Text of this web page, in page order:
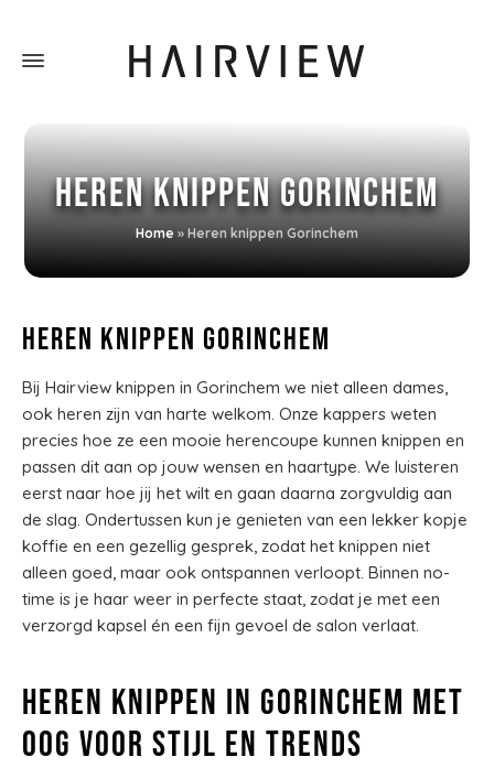
Heren knippen Gorinchem
Home » Heren knippen Gorinchem
Heren knippen Gorinchem
Bij Hairview knippen in Gorinchem we niet alleen dames,
ook heren zijn van harte welkom. Onze kappers weten
precies hoe ze een mooie herencoupe kunnen knippen en
passen dit aan op jouw wensen en haartype. We luisteren
eerst naar hoe jij het wilt en gaan daarna zorgvuldig aan
de slag. Ondertussen kun je genieten van een lekker kopje
koffie en een gezellig gesprek, zodat het knippen niet
alleen goed, maar ook ontspannen verloopt. Binnen no-
time is je haar weer in perfecte staat, zodat je met een
verzorgd kapsel én een fijn gevoel de salon verlaat.
Heren knippen in Gorinchem met
oog voor stijl en trends